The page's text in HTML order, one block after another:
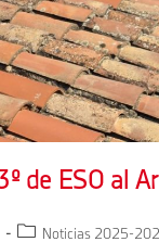
de ESO al
Categoría
Noticias 2025-